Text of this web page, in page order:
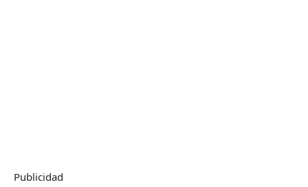
Publicidad